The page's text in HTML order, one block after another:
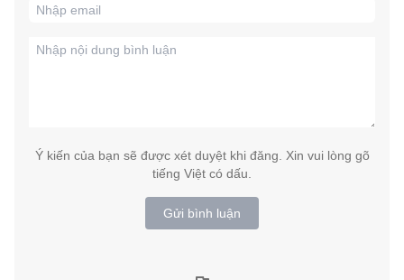
Ý kiến của bạn sẽ được xét duyệt khi đăng. Xin vui lòng gõ
tiếng Việt có dấu.
Gửi bình luận